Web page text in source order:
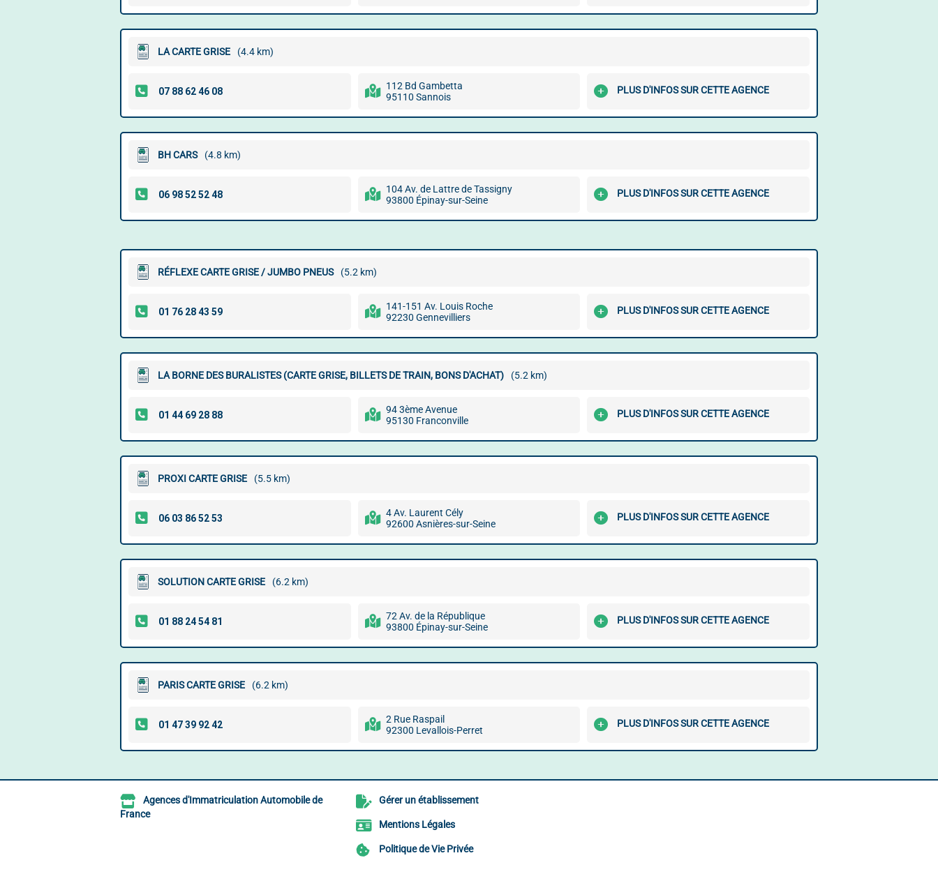
LA CARTE GRISE (4.4 km)
112 Bd Gambetta
95110 Sannois
PLUS D'INFOS SUR CETTE AGENCE
BH CARS (4.8 km)
104 Av. de Lattre de Tassigny
93800 Épinay-sur-Seine
PLUS D'INFOS SUR CETTE AGENCE
RÉFLEXE CARTE GRISE / JUMBO PNEUS (5.2 km)
141-151 Av. Louis Roche
92230 Gennevilliers
PLUS D'INFOS SUR CETTE AGENCE
LA BORNE DES BURALISTES (CARTE GRISE, BILLETS DE TRAIN, BONS D'ACHAT) (5.2 km)
94 3ème Avenue
95130 Franconville
PLUS D'INFOS SUR CETTE AGENCE
PROXI CARTE GRISE (5.5 km)
4 Av. Laurent Cély
92600 Asnières-sur-Seine
PLUS D'INFOS SUR CETTE AGENCE
SOLUTION CARTE GRISE (6.2 km)
72 Av. de la République
93800 Épinay-sur-Seine
PLUS D'INFOS SUR CETTE AGENCE
PARIS CARTE GRISE (6.2 km)
2 Rue Raspail
92300 Levallois-Perret
PLUS D'INFOS SUR CETTE AGENCE
Agences d'Immatriculation Automobile de
France
Gérer un établissement
Mentions Légales
Politique de Vie Privée